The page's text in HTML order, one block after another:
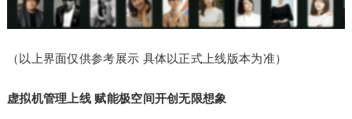
（以上界面仅供参考展示 具体以正式上线版本为准）
虚拟机管理 上线 赋能极空间开创无限想象